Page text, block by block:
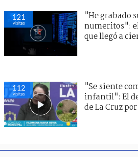
121
visitas
"He grabado
numeritos":
que llegó a
112
visitas
"Se siente
infantil": El
de La Cruz